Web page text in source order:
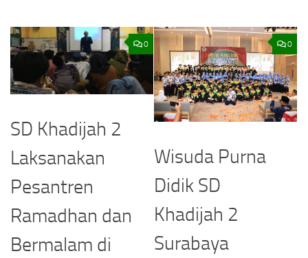
0
SD Khadijah 2
Laksanakan
Pesantren
Ramadhan dan
Bermalam di
0
Wisuda Purna
Didik SD
Khadijah 2
Surabaya